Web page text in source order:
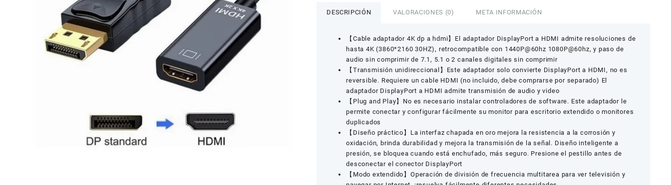
4K
Hembra
Negro
cantidad
DESCRIPCIÓN VALORACIONES (0) META INFORMACIÓN
【Cable adaptador 4K dp a hdmi】El adaptador DisplayPort a HDMI admite resoluciones de
hasta 4K (3860*2160 30HZ), retrocompatible con 1440P@60hz 1080P@60hz, y paso de
audio sin comprimir de 7.1, 5.1 o 2 canales digitales sin comprimir
【Transmisión unidireccional】Este adaptador solo convierte DisplayPort a HDMI, no es
reversible. Requiere un cable HDMI (no incluido, debe comprarse por separado) El
adaptador DisplayPort a HDMI admite transmisión de audio y video
【Plug and Play】No es necesario instalar controladores de software. Este adaptador le
permite conectar y configurar fácilmente su monitor para escritorio extendido o monitores
duplicados
【Diseño práctico】La interfaz chapada en oro mejora la resistencia a la corrosión y
oxidación, brinda durabilidad y mejora la transmisión de la señal. Diseño inteligente a
presión, se bloquea cuando está enchufado, más seguro. Presione el pestillo antes de
desconectar el conector DisplayPort
【Modo extendido】Operación de división de frecuencia multitarea para ver televisión y